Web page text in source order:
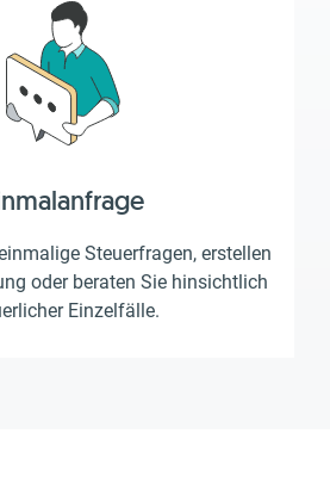
Steuerfragen, erstellen
oder beraten Sie hinsichtlich
Einzelfälle.